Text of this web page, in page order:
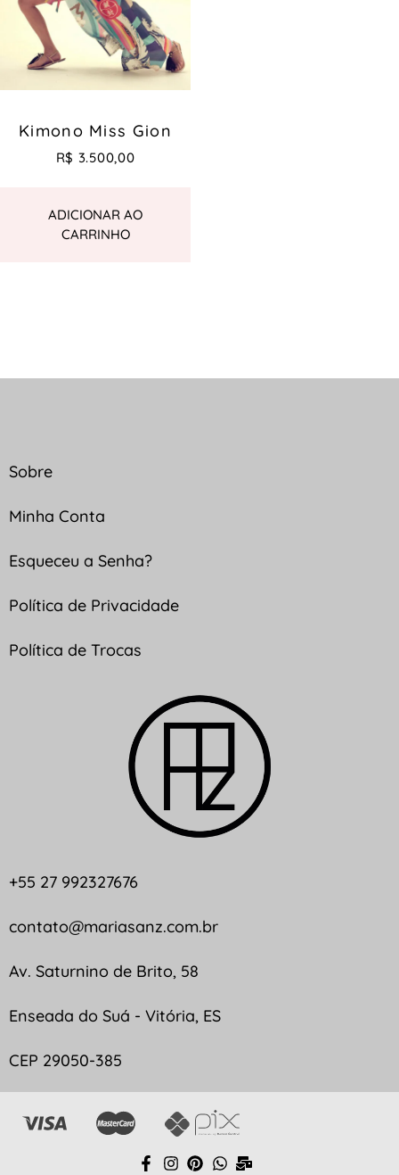
Kimono Miss Gion
R$ 3.500,00
ADICIONAR AO
CARRINHO
Sobre
Minha Conta
Esqueceu a Senha?
Política de Privacidade
Política de Trocas
+55 27 992327676
contato@mariasanz.com.br
Av. Saturnino de Brito, 58
Enseada do Suá - Vitória, ES
CEP 29050-385